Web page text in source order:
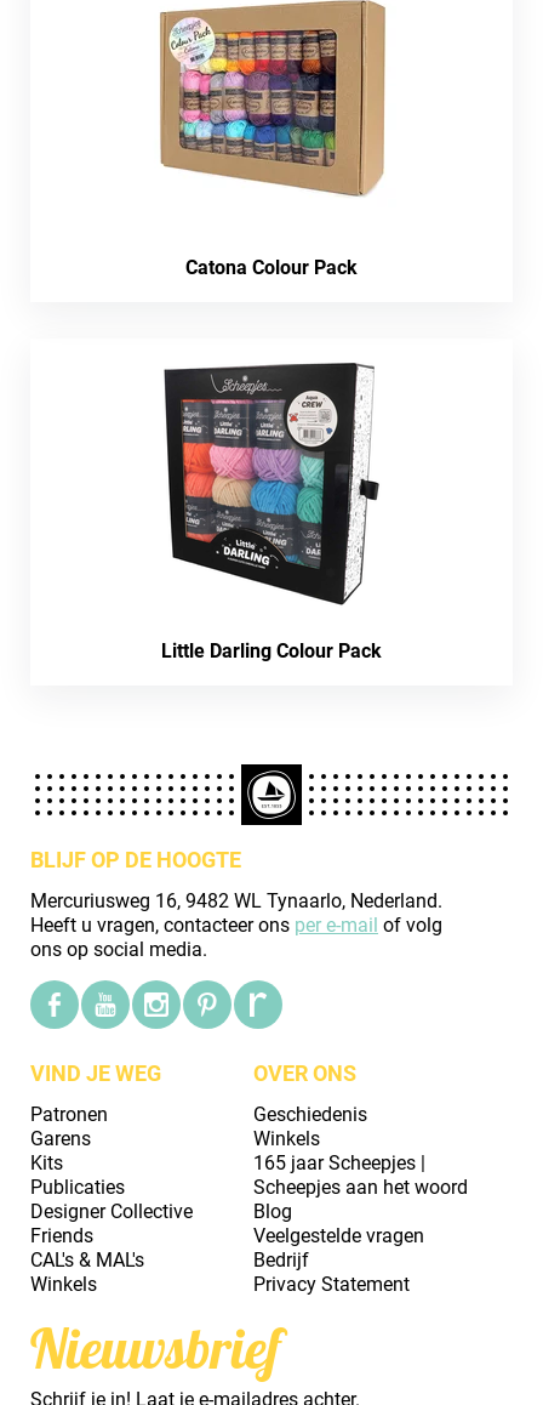
Catona Colour Pack
Little Darling Colour Pack
BLIJF OP DE HOOGTE
Mercuriusweg 16, 9482 WL Tynaarlo, Nederland.
Heeft u vragen, contacteer ons per e-mail of volg
ons op social media.
VIND JE WEG
Patronen
Garens
Kits
Publicaties
Designer Collective
Friends
CAL's & MAL's
Winkels
OVER ONS
Geschiedenis
Winkels
165 jaar Scheepjes |
Scheepjes aan het woord
Blog
Veelgestelde vragen
Bedrijf
Privacy Statement
Nieuwsbrief
Schrijf je in! Laat je e-mailadres achter.